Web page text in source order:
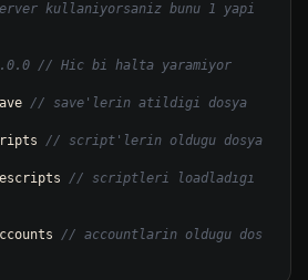
kullaniyorsaniz bunu 1 yapi
// Hic bi halta yaramiyor
// save'lerin atildigi dosya
// script'lerin oldugu dosya
// scriptleri loadladıgı
// accountlarin oldugu dos